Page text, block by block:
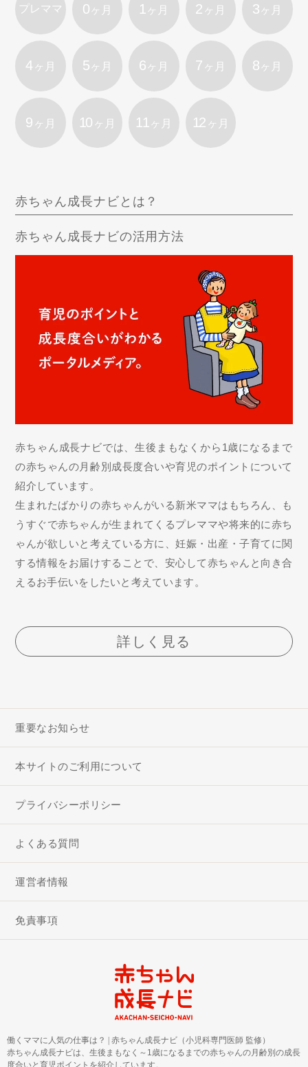
プレママ 0 ヶ月 1 ヶ月 2 ヶ月 3 ヶ月
4 ヶ月 5 ヶ月 6 ヶ月 7 ヶ月 8 ヶ月
9 ヶ月 10 ヶ月 11 ヶ月 12 ヶ月
赤ちゃん成長ナビとは？
赤ちゃん成長ナビの活用方法
赤ちゃん成長ナビでは、生後まもなくから1歳になるまで
の赤ちゃんの月齢別成長度合いや育児のポイントについて
紹介しています。
生まれたばかりの赤ちゃんがいる新米ママはもちろん、も
うすぐで赤ちゃんが生まれてくるプレママや将来的に赤ち
ゃんが欲しいと考えている方に、妊娠・出産・子育てに関
する情報をお届けすることで、安心して赤ちゃんと向き合
えるお手伝いをしたいと考えています。
詳しく見る
重要なお知らせ
本サイトのご利用について
プライバシーポリシー
よくある質問
運営者情報
免責事項
働くママに人気の仕事は？ | 赤ちゃん成長ナビ（小児科専門医師 監修）
赤ちゃん成長ナビは、生後まもなく～1歳になるまでの赤ちゃんの月齢別の成長
度合いと育児ポイントを紹介しています。